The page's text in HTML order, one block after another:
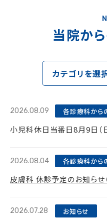
当院か
カテゴリを選
2026.08.09 各診療科から
小児科休日当番日8月9日（
2026.08.04 各診療科から
皮膚科 休診予定のお知らせ
2026.07.28 お知らせ